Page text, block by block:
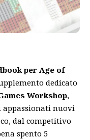
per Age of
dedicato
Workshop,
nuovi
dal competitivo
spento 5